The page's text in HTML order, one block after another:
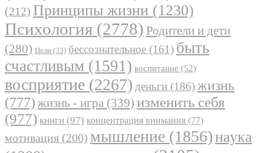
(212) Принципы жизни (1230)
Психология (2778) Родители и дети
(280) Цели (33) бессознательное (161) быть
счастливым (1591) воспитание (52)
восприятие (2267) деньги (186)жизнь
(777) жизнь - игра (339) изменить себя
(977) книги (97) концентрация внимания (77)
мотивация (200) мышление (1856)наука